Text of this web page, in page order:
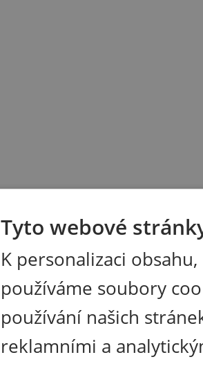
Tyto webové
K personalizaci
používáme soubory
používání našich
reklamními a